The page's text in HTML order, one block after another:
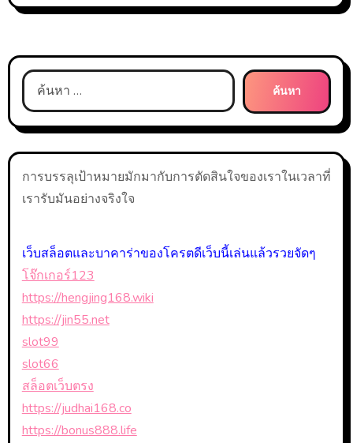
ค้นหา
สำหรับ:
การบรรลุเป้าหมายมักมากับการตัดสินใจของเราในเวลาที่
เรารับมันอย่างจริงใจ
เว็บสล็อตและบาคาร่าของโครตดีเว็บนี้เล่นแล้วรวยจัดๆ
โจ๊กเกอร์123
https://hengjing168.wiki
https://jin55.net
slot99
slot66
สล็อตเว็บตรง
https://judhai168.co
https://bonus888.life